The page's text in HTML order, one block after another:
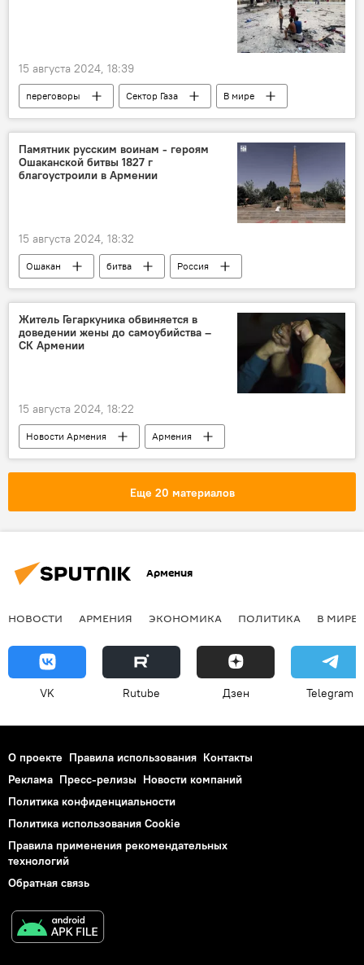
15 августа 2024, 18:39
переговоры Сектор Газа В мире
Памятник русским воинам - героям
Ошаканской битвы 1827 г
благоустроили в Армении
15 августа 2024, 18:32
Ошакан битва
Россия
Армения
история
Житель Гегаркуника обвиняется в
доведении жены до самоубийства –
СК Армении
15 августа 2024, 18:22
Новости Армения
Армения
Общество
самоубийство
жена
Еще 20 материалов
Армения
НОВОСТИ АРМЕНИЯ ЭКОНОМИКА ПОЛИТИКА В МИРЕ
VK Rutube Дзен Telegram
О проекте Правила использования Контакты
Реклама Пресс-релизы Новости компаний
Политика конфиденциальности
Политика использования Cookie
Правила применения рекомендательных
технологий
Обратная связь